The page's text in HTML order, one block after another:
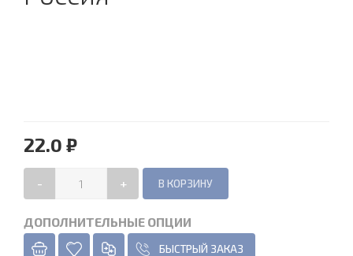
22.0 ₽
- +
ДОПОЛНИТЕЛЬНЫЕ ОПЦИИ
БЫСТРЫЙ ЗАКАЗ